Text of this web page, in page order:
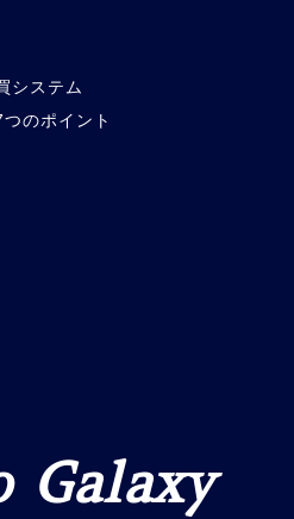
システム
のポイント
Galaxy